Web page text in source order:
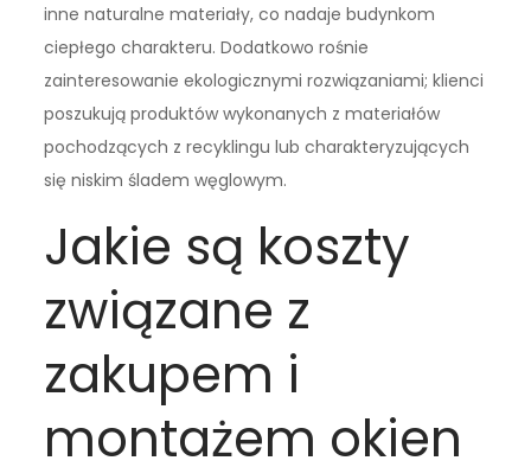
inne naturalne materiały, co nadaje budynkom
ciepłego charakteru. Dodatkowo rośnie
zainteresowanie ekologicznymi rozwiązaniami; klienci
poszukują produktów wykonanych z materiałów
pochodzących z recyklingu lub charakteryzujących
się niskim śladem węglowym.
Jakie są koszty
związane z
zakupem i
montażem okien